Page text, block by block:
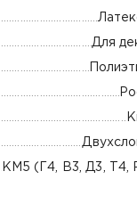
Для
КМ5 (Г4, В3, Д3, Т4,